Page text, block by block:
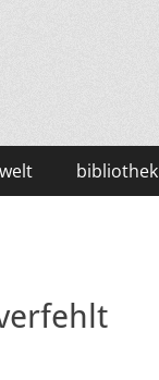
bibliothek